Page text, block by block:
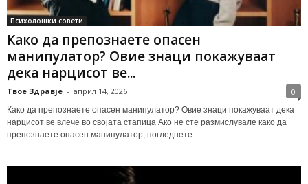
Психолошки совети
Како да препознаете опасен
манипулатор? Овие знаци покажуваат
дека нарцисот ве...
Твое Здравје - април 14, 2026 0
Како да препознаете опасен манипулатор? Овие знаци покажуваат дека
нарцисот ве влече во својата стапица Ако не сте размислувале како да
препознаете опасен манипулатор, погледнете...